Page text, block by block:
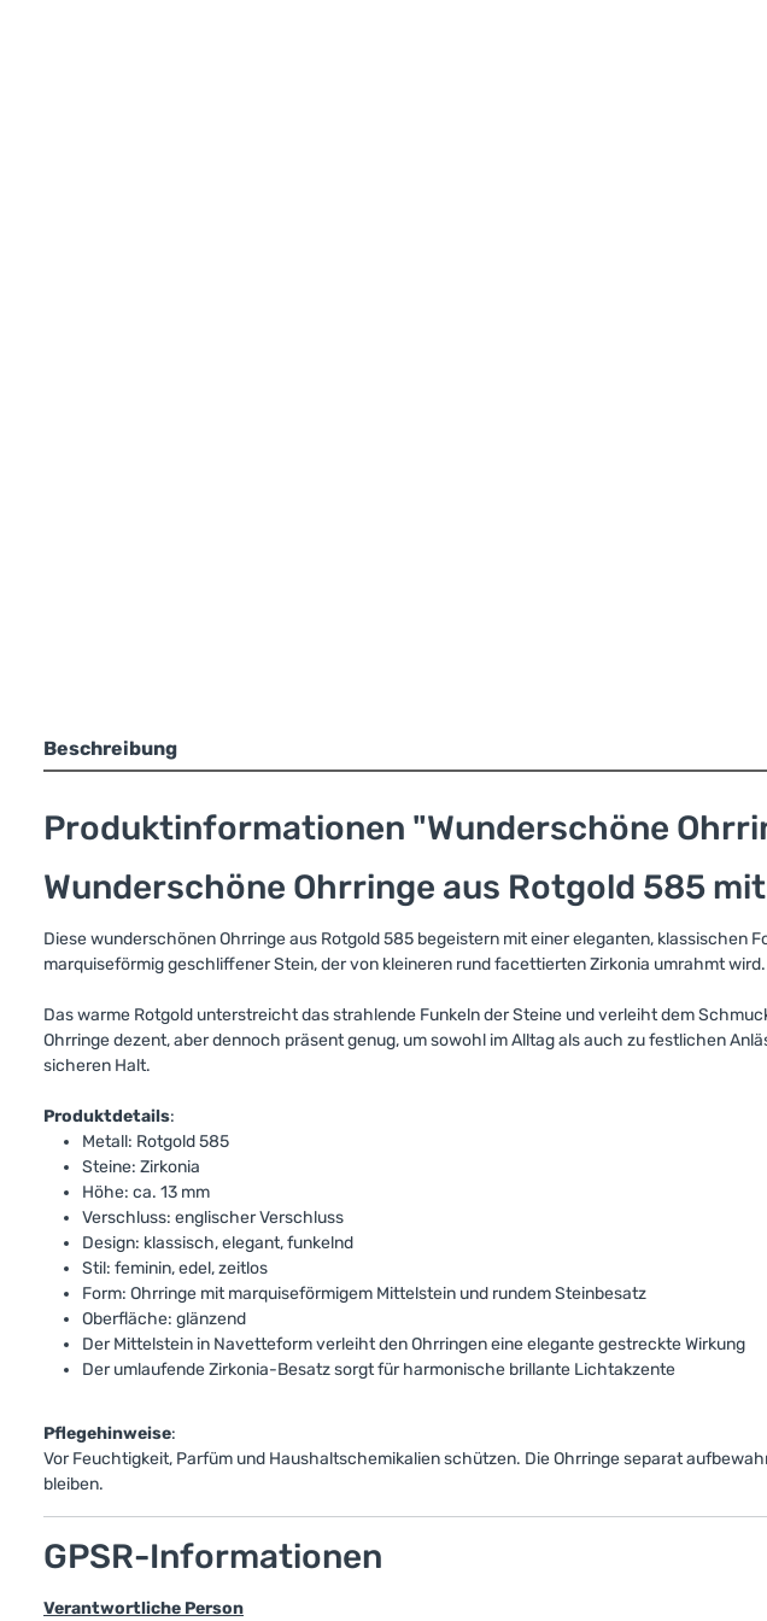
Beschreibung
Produktinformationen "Wunderschöne
Wunderschöne Ohrringe aus Rotgold 585
Diese wunderschönen Ohrringe aus Rotgold 585 begeistern mit einer eleganten, klassischen
marquiseförmig geschliffener Stein, der von kleineren rund facettierten Zirkonia umrahmt
Das warme Rotgold unterstreicht das strahlende Funkeln der Steine und verleiht dem
Ohrringe dezent, aber dennoch präsent genug, um sowohl im Alltag als auch zu festlichen
sicheren Halt.
Produktdetails:
Metall: Rotgold 585
Steine: Zirkonia
Höhe: ca. 13 mm
Verschluss: englischer Verschluss
Design: klassisch, elegant, funkelnd
Stil: feminin, edel, zeitlos
Form: Ohrringe mit marquiseförmigem Mittelstein und rundem Steinbesatz
Oberfläche: glänzend
Der Mittelstein in Navetteform verleiht den Ohrringen eine elegante gestreckte Wirkung
Der umlaufende Zirkonia-Besatz sorgt für harmonische brillante Lichtakzente
Pflegehinweise:
Vor Feuchtigkeit, Parfüm und Haushaltschemikalien schützen. Die Ohrringe separat
bleiben.
GPSR-Informationen
Verantwortliche Person